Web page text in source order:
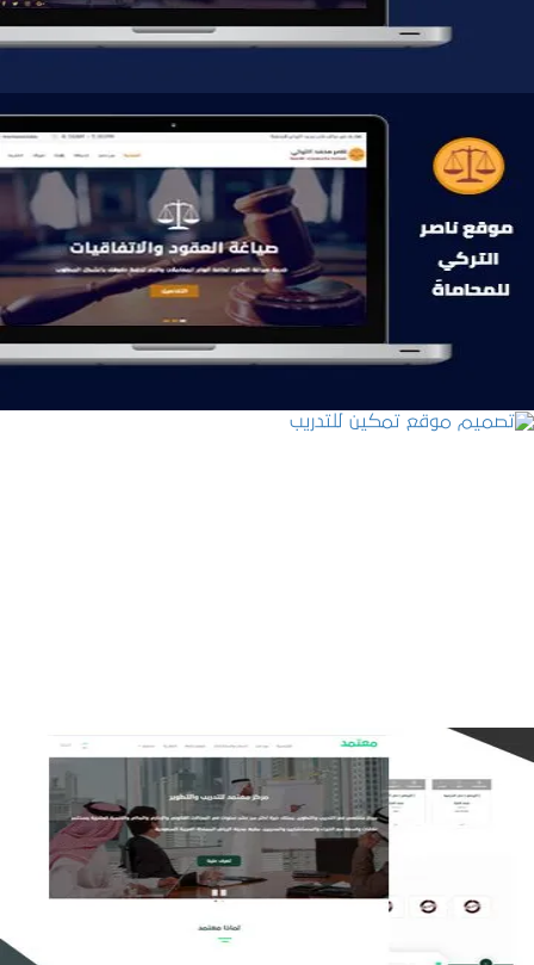
موقع ناصر التركي للمحاماة
التفاصيل
تصميم منصة معتمد للتدريب
التفاصيل